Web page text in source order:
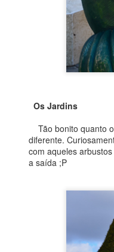
Os Jardins
Tão bonito quanto
diferente.
com aqueles
a saída ;P